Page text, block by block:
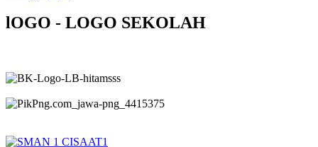
lOGO - LOGO SEKOLAH